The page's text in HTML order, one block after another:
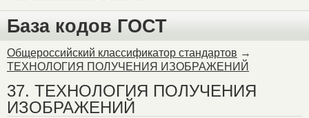
База кодов ГОСТ
Общероссийский классификатор стандартов →
ТЕХНОЛОГИЯ ПОЛУЧЕНИЯ ИЗОБРАЖЕНИЙ
37. ТЕХНОЛОГИЯ ПОЛУЧЕНИЯ
ИЗОБРАЖЕНИЙ